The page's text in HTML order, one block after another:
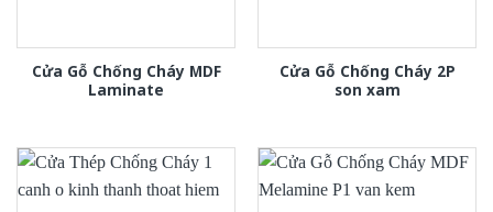
Cửa Gỗ Chống Cháy MDF
Laminate
Cửa Gỗ Chống Cháy 2P
son xam